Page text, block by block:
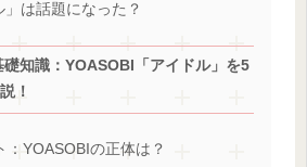
は話題になった？
礎知識：YOASOBI「アイドル」を5
！
：YOASOBIの正体は？